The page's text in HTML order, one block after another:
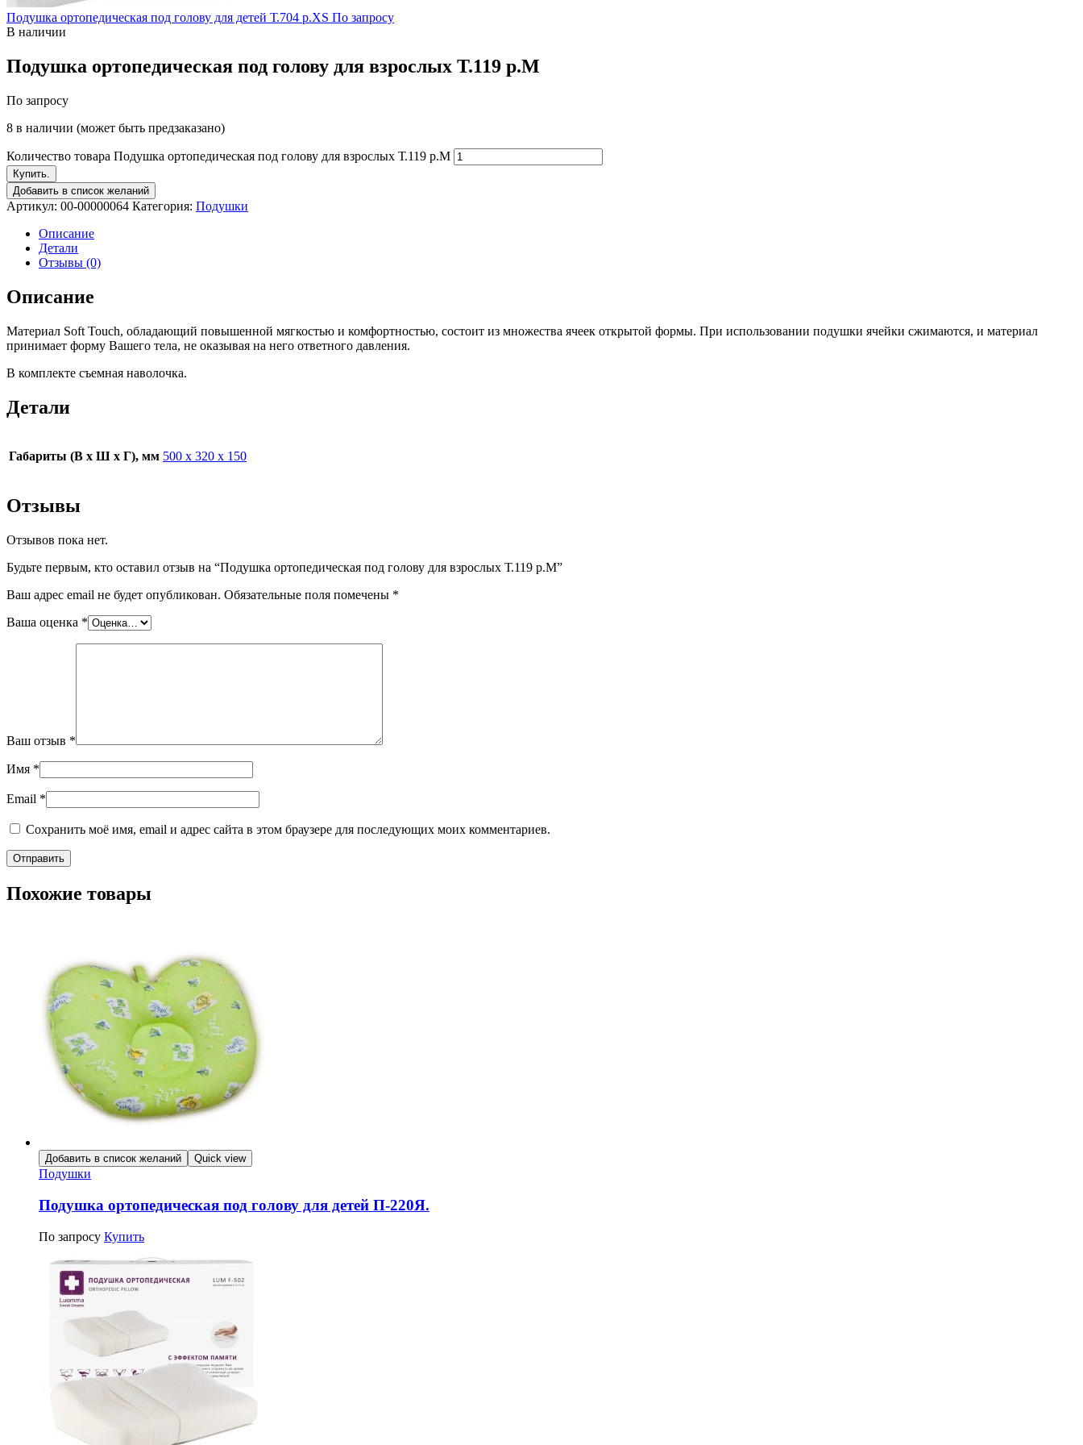
Подушка ортопедическая под голову для детей Т.704 р.XS По запросу
В наличии
Подушка ортопедическая под голову для взрослых Т.119 р.М
По запросу
8 в наличии (может быть предзаказано)
Количество товара Подушка ортопедическая под голову для взрослых Т.119 р.М
Купить.
Добавить в список желаний
Артикул: 00-00000064 Категория: Подушки
Описание
Детали
Отзывы (0)
Описание
Материал Soft Touch, обладающий повышенной мягкостью и комфортностью, состоит из множества ячеек открытой формы. При использовании подушки ячейки сжимаются, и материал
принимает форму Вашего тела, не оказывая на него ответного давления.
В комплекте съемная наволочка.
Детали
Габариты (В х Ш х Г), мм 500 х 320 х 150
Отзывы
Отзывов пока нет.
Будьте первым, кто оставил отзыв на “Подушка ортопедическая под голову для взрослых Т.119 р.М”
Ваш адрес email не будет опубликован. Обязательные поля помечены *
Ваша оценка *
Ваш отзыв *
Имя *
Email *
Сохранить моё имя, email и адрес сайта в этом браузере для последующих моих комментариев.
Похожие товары
Добавить в список желаний Quick view
Подушки
Подушка ортопедическая под голову для детей П-220Я.
По запросу Купить